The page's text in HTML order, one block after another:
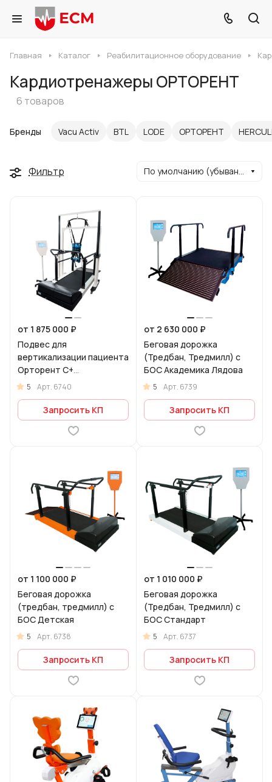
Главная Каталог Реабилитационное оборудование
Кардиотренажеры ОРТОРЕНТ
6 товаров
Бренды Vacu Activ BTL LODE ОРТОРЕНТ
Фильтр По умолчанию (убывание)
от 1 875 000 ₽
Подвес для
вертикализации пациента
Орторент С+
(стационарный с беговой
дорожкой)
5 Арт. 6740
Запросить КП
от 2 630 000 ₽
Беговая дорожка
(Тредбан, Тредмилл) с
БОС Академика Лядова
5 Арт. 6739
Запросить КП
от 1 100 000 ₽
Беговая дорожка
(тредбан, тредмилл) с
БОС Детская
5 Арт. 6738
Запросить КП
от 1 010 000 ₽
Беговая дорожка
(Тредбан, Тредмилл) с
БОС Стандарт
5 Арт. 6737
Запросить КП